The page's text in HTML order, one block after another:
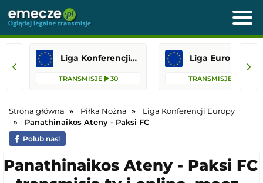
Liga Konferencji Europy
TRANSMISJE 30
Liga Europejska
TRANSMISJE
Strona główna Piłka Nożna
Liga Konferencji Europy
Panathinaikos Ateny - Paksi FC
Polub nas!
Panathinaikos Ateny - Paksi FC